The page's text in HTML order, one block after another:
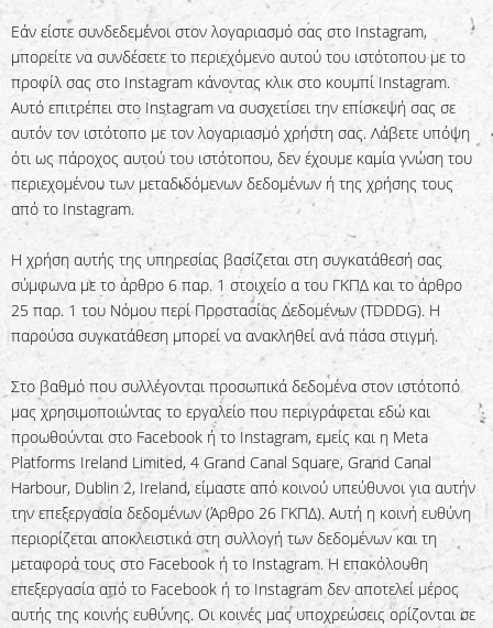
Εάν είστε συνδεδεμένοι στον λογαριασμό σας στο Instagram,
μπορείτε να συνδέσετε το περιεχόμενο αυτού του ιστότοπου με το
προφίλ σας στο Instagram κάνοντας κλικ στο κουμπί Instagram.
Αυτό επιτρέπει στο Instagram να συσχετίσει την επίσκεψή σας σε
αυτόν τον ιστότοπο με τον λογαριασμό χρήστη σας. Λάβετε υπόψη
ότι ως πάροχος αυτού του ιστότοπου, δεν έχουμε καμία γνώση του
περιεχομένου των μεταδιδόμενων δεδομένων ή της χρήσης τους
από το Instagram.
Η χρήση αυτής της υπηρεσίας βασίζεται στη συγκατάθεσή σας
σύμφωνα με το άρθρο 6 παρ. 1 στοιχείο α του ΓΚΠΔ και το άρθρο
25 παρ. 1 του Νόμου περί Προστασίας Δεδομένων (TDDDG). Η
παρούσα συγκατάθεση μπορεί να ανακληθεί ανά πάσα στιγμή.
Στο βαθμό που συλλέγονται προσωπικά δεδομένα στον ιστότοπό
μας χρησιμοποιώντας το εργαλείο που περιγράφεται εδώ και
προωθούνται στο Facebook ή το Instagram, εμείς και η Meta
Platforms Ireland Limited, 4 Grand Canal Square, Grand Canal
Harbour, Dublin 2, Ireland, είμαστε από κοινού υπεύθυνοι για αυτήν
την επεξεργασία δεδομένων (Άρθρο 26 ΓΚΠΔ). Αυτή η κοινή ευθύνη
περιορίζεται αποκλειστικά στη συλλογή των δεδομένων και τη
μεταφορά τους στο Facebook ή το Instagram. Η επακόλουθη
επεξεργασία από το Facebook ή το Instagram δεν αποτελεί μέρος
αυτής της κοινής ευθύνης. Οι κοινές μας υποχρεώσεις ορίζονται σε